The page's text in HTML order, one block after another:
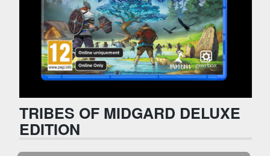
TRIBES OF MIDGARD DELUXE
EDITION